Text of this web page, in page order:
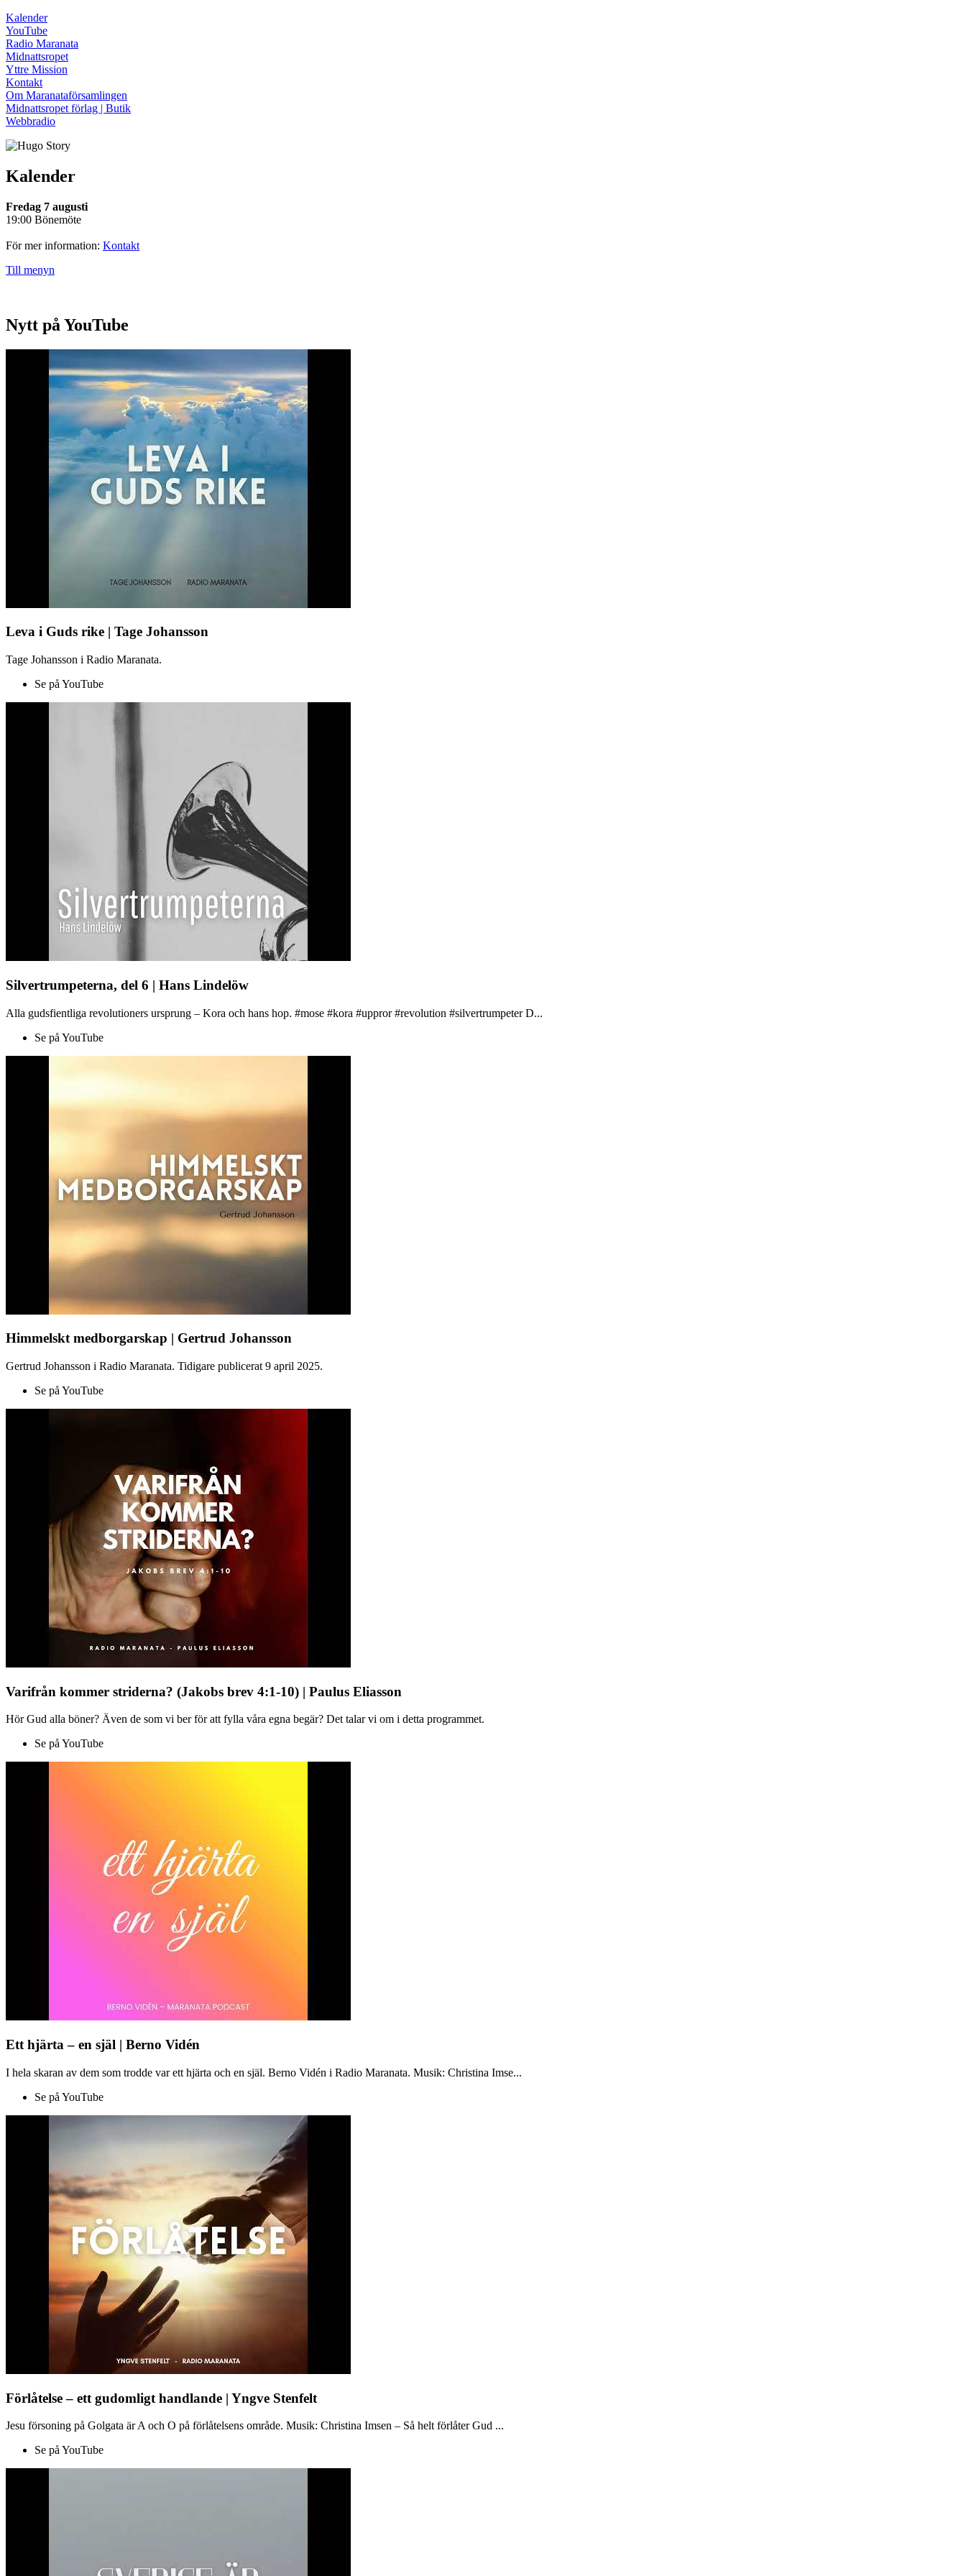
Kalender
YouTube
Radio Maranata
Midnattsropet
Yttre Mission
Kontakt
Om Maranataförsamlingen
Midnattsropet förlag | Butik
Webbradio
Kalender
Fredag 7 augusti
19:00 Bönemöte
För mer information: Kontakt
Till menyn
Nytt på YouTube
Leva i Guds rike | Tage Johansson
Tage Johansson i Radio Maranata.
Se på YouTube
Silvertrumpeterna, del 6 | Hans Lindelöw
Alla gudsfientliga revolutioners ursprung – Kora och hans hop. #mose #kora #uppror #revolution #silvertrumpeter D...
Se på YouTube
Himmelskt medborgarskap | Gertrud Johansson
Gertrud Johansson i Radio Maranata. Tidigare publicerat 9 april 2025.
Se på YouTube
Varifrån kommer striderna? (Jakobs brev 4:1-10) | Paulus Eliasson
Hör Gud alla böner? Även de som vi ber för att fylla våra egna begär? Det talar vi om i detta programmet.
Se på YouTube
Ett hjärta – en själ | Berno Vidén
I hela skaran av dem som trodde var ett hjärta och en själ. Berno Vidén i Radio Maranata. Musik: Christina Imse...
Se på YouTube
Förlåtelse – ett gudomligt handlande | Yngve Stenfelt
Jesu försoning på Golgata är A och O på förlåtelsens område. Musik: Christina Imsen – Så helt förlåter Gud ...
Se på YouTube